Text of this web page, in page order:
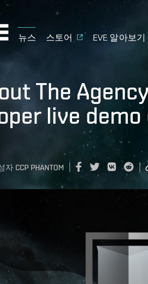
뉴스 스토어 EVE 알아보기
The
live
자 CCP PHANTOM